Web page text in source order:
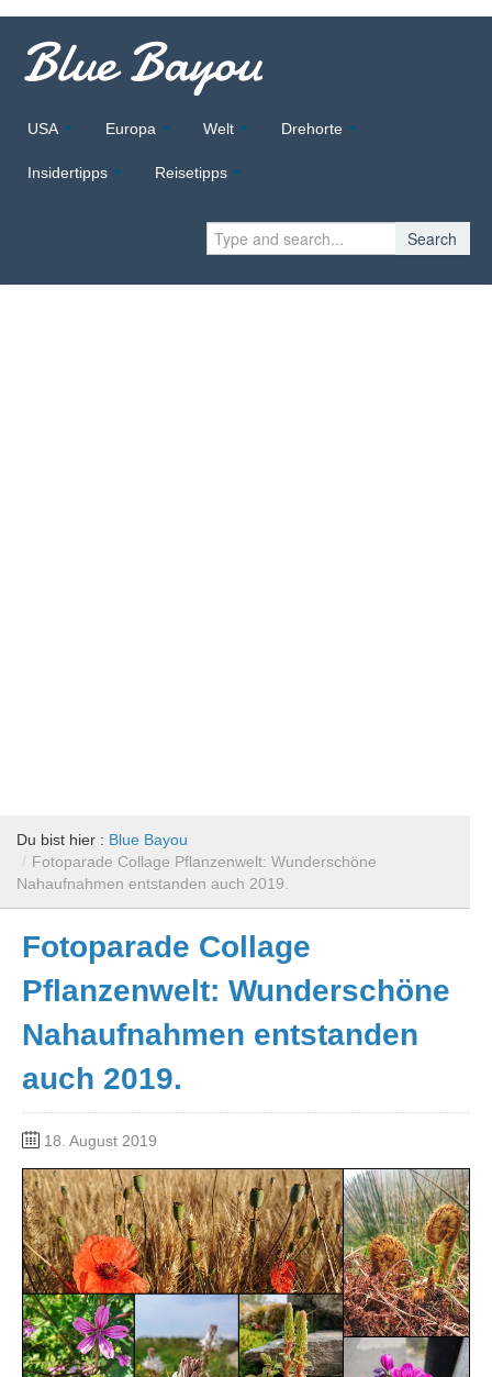
Blue Bayou
USA Europa Welt Drehorte
Insidertipps Reisetipps
Search
Du bist hier : Blue Bayou
/ Fotoparade Collage Pflanzenwelt: Wunderschöne
Nahaufnahmen entstanden auch 2019.
Fotoparade Collage
Pflanzenwelt: Wunderschöne
Nahaufnahmen entstanden
auch 2019.
18. August 2019